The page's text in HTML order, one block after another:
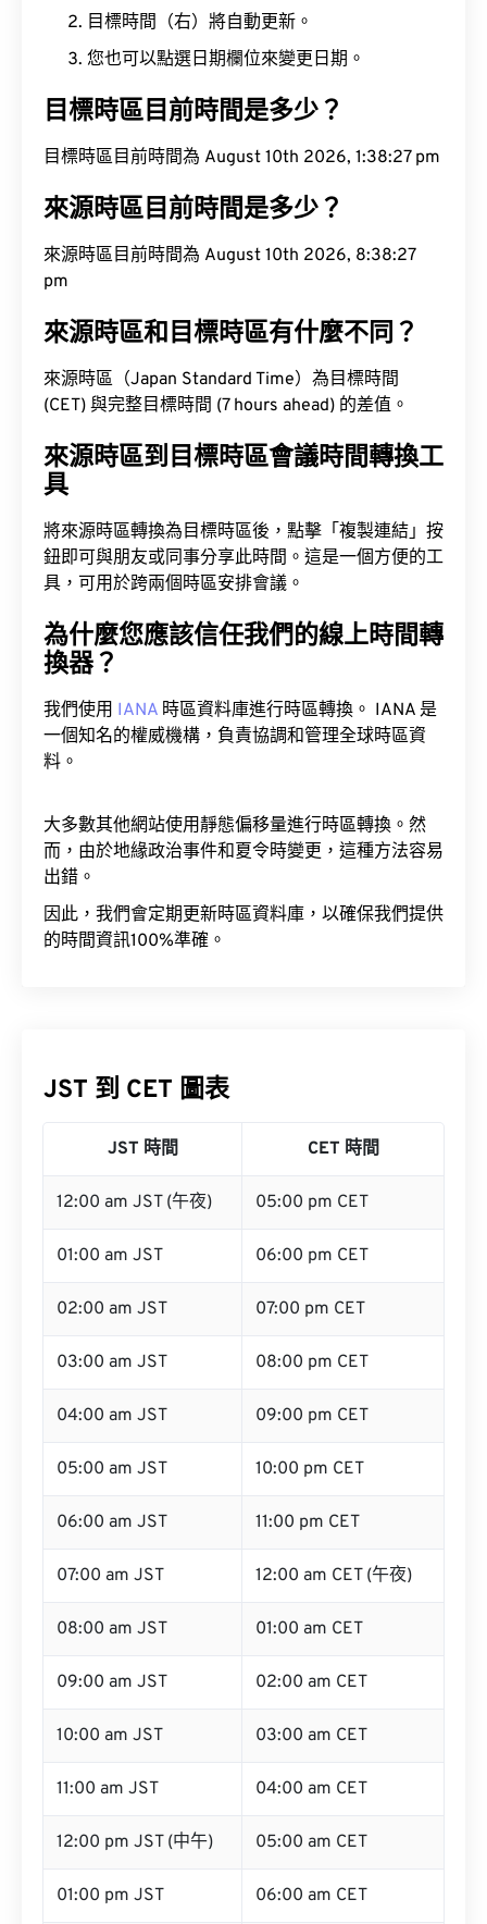
目標時間（右）將自動更新。
您也可以點選日期欄位來變更日期。
目標時區目前時間是多少？
目標時區目前時間為 August 10th 2026, 1:38:28 pm
來源時區目前時間是多少？
來源時區目前時間為 August 10th 2026, 8:38:28
pm
來源時區和目標時區有什麼不同？
來源時區（Japan Standard Time）為目標時間
(CET) 與完整目標時間 (7 hours ahead) 的差值。
來源時區到目標時區會議時間轉換工
具
將來源時區轉換為目標時區後，點擊「複製連結」按
鈕即可與朋友或同事分享此時間。這是一個方便的工
具，可用於跨兩個時區安排會議。
為什麼您應該信任我們的線上時間轉
換器？
我們使用 IANA 時區資料庫進行時區轉換。 IANA 是
一個知名的權威機構，負責協調和管理全球時區資
料。
大多數其他網站使用靜態偏移量進行時區轉換。然
而，由於地緣政治事件和夏令時變更，這種方法容易
出錯。
因此，我們會定期更新時區資料庫，以確保我們提供
的時間資訊100%準確。
JST 到 CET 圖表
JST 時間 CET 時間
12:00 am JST (午夜) 05:00 pm CET
01:00 am JST 06:00 pm CET
02:00 am JST 07:00 pm CET
03:00 am JST 08:00 pm CET
04:00 am JST 09:00 pm CET
05:00 am JST 10:00 pm CET
06:00 am JST 11:00 pm CET
07:00 am JST 12:00 am CET (午夜)
08:00 am JST 01:00 am CET
09:00 am JST 02:00 am CET
10:00 am JST 03:00 am CET
11:00 am JST 04:00 am CET
12:00 pm JST (中午) 05:00 am CET
01:00 pm JST 06:00 am CET